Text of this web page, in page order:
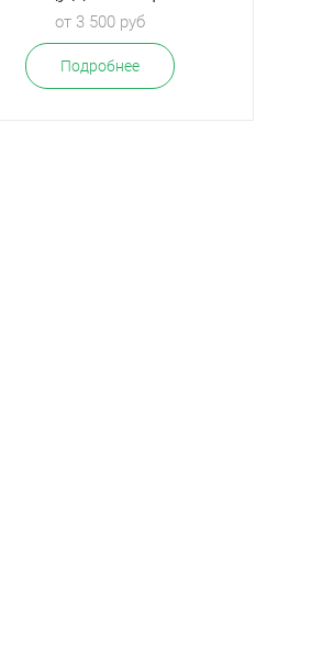
от 3 500 руб
Подробнее